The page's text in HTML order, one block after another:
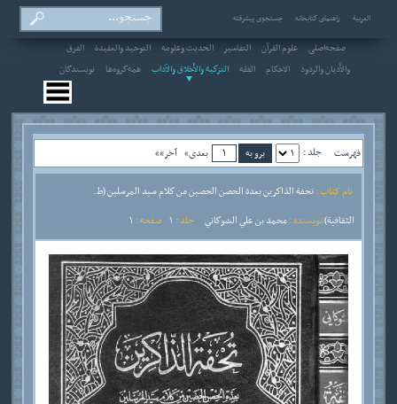
العربیة راهنمای کتابخانه جستجوی پیشرفته
صفحه‌اصلی علوم القرآن التفاسير الحديث وعلومه التوحيد والعقيدة
الفرق
والأديان والردود
الاحکام الفقه التزكية والأخلاق والآداب همه‌گروه‌ها نویسندگان
فهرست جلد : بعدی» آخر»»
نام کتاب :تحفة الذاكرين بعدة الحصن الحصين من كلام سيد المرسلين (ط.
الثقافية)نویسنده :محمد بن علي الشوكاني جلد : صفحه :